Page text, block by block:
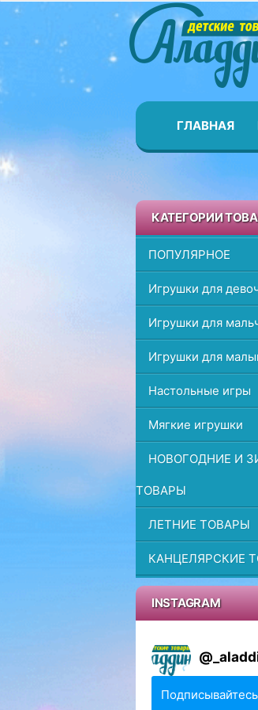
П
а
а
к
р
ы
т
ь
н
в
и
г
а
ц
и
ю
ГЛАВНАЯ
КАТЕГОРИИ
ПОПУЛЯРНОЕ
Игрушки для
Игрушки для
Игрушки для
Настольные игры
Мягкие игрушки
НОВОГОДНИЕ И
ТОВАРЫ
ЛЕТНИЕ ТОВАРЫ
КАНЦЕЛЯРСКИЕ
INSTAGRAM
@